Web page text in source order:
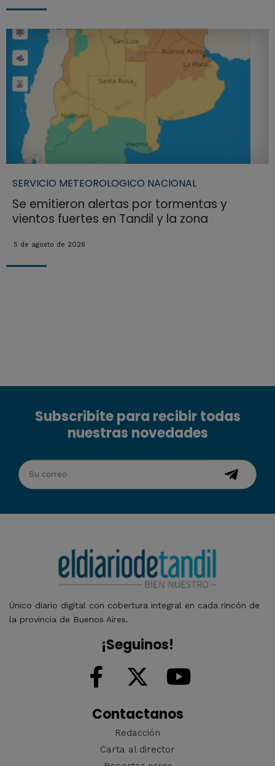
SERVICIO METEOROLOGICO NACIONAL
Se emitieron alertas por tormentas y
vientos fuertes en Tandil y la zona
5 de agosto de 2026
Subscribite para recibir todas
nuestras novedades
Único diario digital con cobertura integral en cada rincón de
la provincia de Buenos Aires.
¡Seguinos!
Contactanos
Redacción
Carta al director